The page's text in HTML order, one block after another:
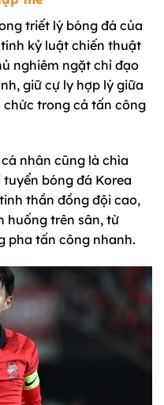
triết lý bóng đá của
kỷ luật chiến thuật
nghiêm ngặt chỉ đạo
giữ cự ly hợp lý giữa
trong cả tấn công
nhân cũng là chìa
bóng đá Korea
thần đồng đội cao,
huống trên sân, từ
pha tấn công nhanh.